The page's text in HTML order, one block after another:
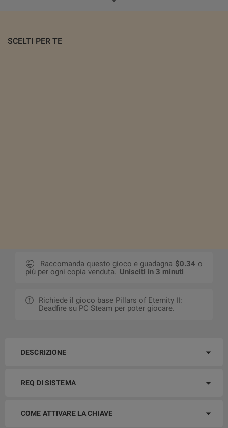
SCELTI PER TE
Raccomanda questo gioco e guadagna $0.34 o
più per ogni copia venduta. Unisciti in 3 minuti
Richiede il gioco base Pillars of Eternity II:
Deadfire su PC Steam per poter giocare.
DESCRIZIONE
REQ DI SISTEMA
COME ATTIVARE LA CHIAVE